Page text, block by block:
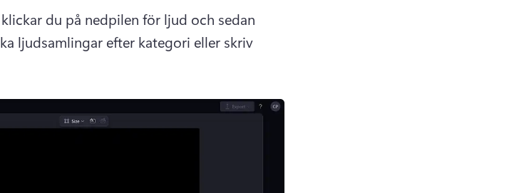
du på nedpilen för ljud och sedan
ljudsamlingar efter kategori eller skriv